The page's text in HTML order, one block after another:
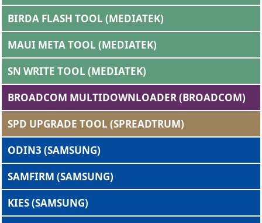
BIRDA FLASH TOOL (MEDIATEK)
MAUI META TOOL (MEDIATEK)
SN WRITE TOOL (MEDIATEK)
BROADCOM MULTIDOWNLOADER (BROADCOM)
SPD UPGRADE TOOL (SPREADTRUM)
ODIN3 (SAMSUNG)
SAMFIRM (SAMSUNG)
KIES (SAMSUNG)